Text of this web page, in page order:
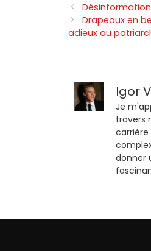
Drapeaux en
adieux au
Igor
Je
travers
donner